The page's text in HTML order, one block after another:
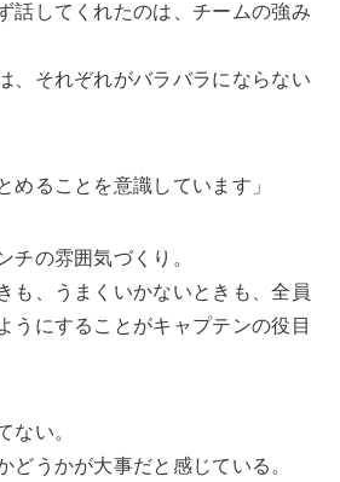
話してくれたのは、チームの強み
、それぞれがバラバラにならない
めることを意識しています」
チの雰囲気づくり。
も、うまくいかないときも、全員
うにすることがキャプテンの役目
ない。
どうかが大事だと感じている。